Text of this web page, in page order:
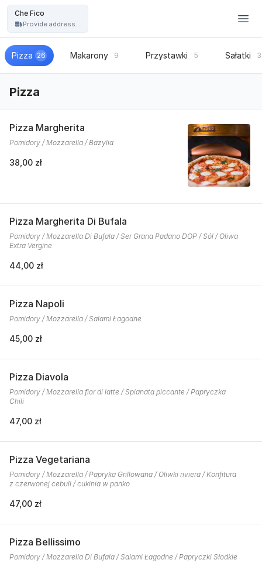
Che Fico
Provide address...
Pizza 26 Makarony 9 Przystawki 5 Sałatki 3
Pizza
Pizza Margherita
Pomidory / Mozzarella / Bazylia
38,00 zł
Pizza Margherita Di Bufala
Pomidory / Mozzarella Di Bufala / Ser Grana Padano DOP / Sól / Oliwa
Extra Vergine
44,00 zł
Pizza Napoli
Pomidory / Mozzarella / Salami Łagodne
45,00 zł
Pizza Diavola
Pomidory / Mozzarella fior di latte / Spianata piccante / Papryczka
Chili
47,00 zł
Pizza Vegetariana
Pomidory / Mozzarella / Papryka Grillowana / Oliwki riviera / Konfitura
z czerwonej cebuli / cukinia w panko
47,00 zł
Pizza Bellissimo
Pomidory / Mozzarella Di Bufala / Salami Łagodne / Papryczki Słodkie